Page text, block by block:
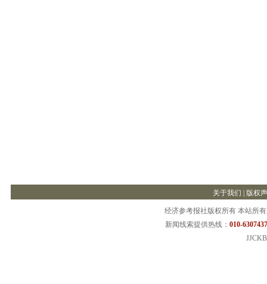
关于我们 版权
经济参考报社版权所有 本站所
新闻线索提供热线： 010-